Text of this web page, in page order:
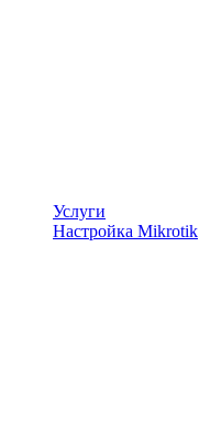
Услуги
Настройка Mikrotik